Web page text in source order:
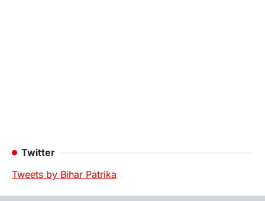
Twitter
Tweets by Bihar Patrika